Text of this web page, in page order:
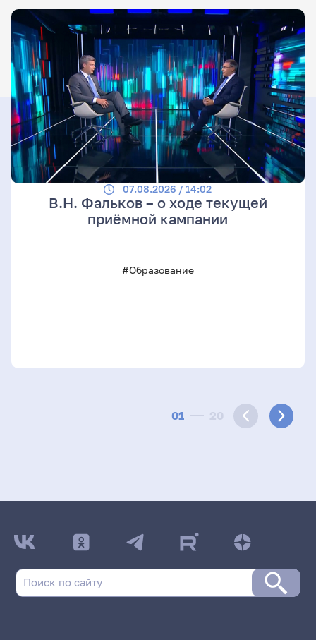
01 20
07.08.2026 / 14:02
В.Н. Фальков – о ходе текущей
приёмной кампании
#Образование